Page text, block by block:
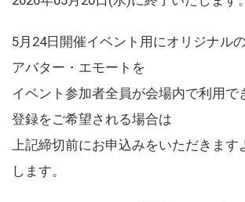
5月24日開催イベント用にオリジナル
アバター・エモートを
イベント参加者全員が会場内で利用で
登録をご希望される場合は
上記締切前にお申込みをいただきます
します。